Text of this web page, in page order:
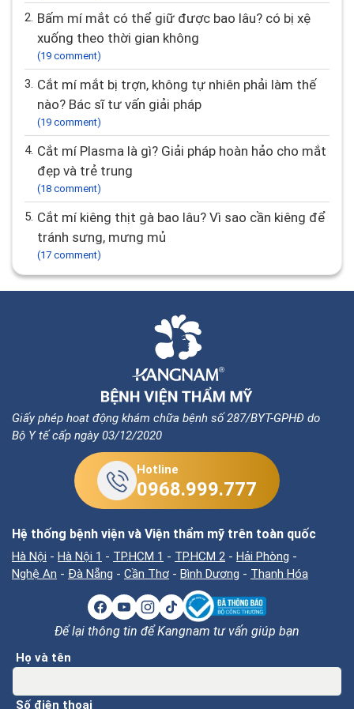
2. Bấm mí mắt có thể giữ được bao lâu? có bị xệ
xuống theo thời gian không
(19 comment)
3. Cắt mí mắt bị trợn, không tự nhiên phải làm thế
nào? Bác sĩ tư vấn giải pháp
(19 comment)
4. Cắt mí Plasma là gì? Giải pháp hoàn hảo cho mắt
đẹp và trẻ trung
(18 comment)
5. Cắt mí kiêng thịt gà bao lâu? Vì sao cần kiêng để
tránh sưng, mưng mủ
(17 comment)
Giấy phép hoạt động khám chữa bệnh số 287/BYT-GPHĐ do
Bộ Y tế cấp ngày 03/12/2020
Hotline
0968.999.777
Hệ thống bệnh viện và Viện thẩm mỹ trên toàn quốc
Hà Nội - Hà Nội 1 - TP.HCM 1 - TP.HCM 2 - Hải Phòng -
Nghệ An - Đà Nẵng - Cần Thơ - Bình Dương - Thanh Hóa
Để lại thông tin để Kangnam tư vấn giúp bạn
Họ và tên
Số điện thoại